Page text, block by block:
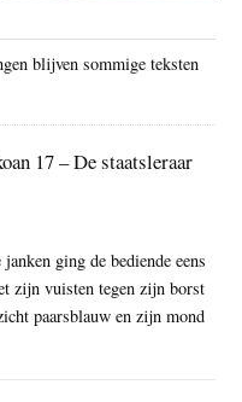
blijven sommige teksten
17 – De staatsleraar
ging de bediende eens
zijn vuisten tegen zijn borst
paarsblauw en zijn mond